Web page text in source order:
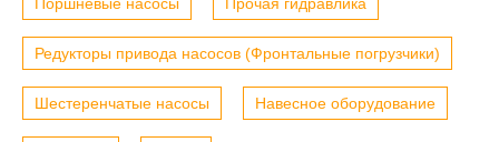
Редукторы привода насосов (Фронтальные погрузчики)
Шестеренчатые насосы Навесное оборудование